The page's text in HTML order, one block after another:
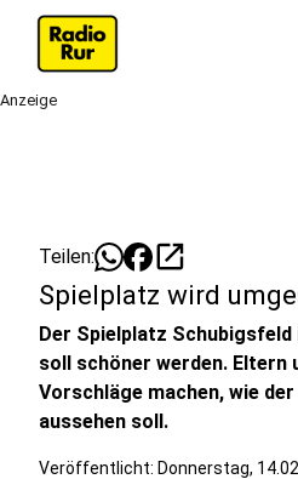
Anzeige
Teilen: open_in_new
Spielplatz wird
Der Spielplatz
soll schöner werden. Eltern
Vorschläge machen, wie
aussehen soll.
Veröffentlicht: Donnerstag,